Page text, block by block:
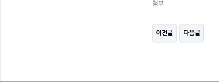
첨부
이전글 다음글